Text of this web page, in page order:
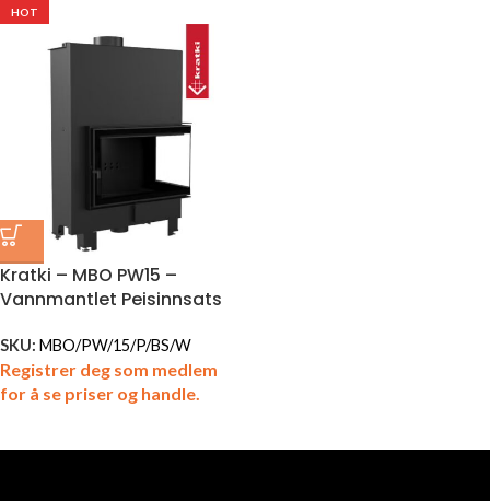
HOT
Kratki – MBO PW15 –
Vannmantlet Peisinnsats
SKU: MBO/PW/15/P/BS/W
Registrer deg som medlem
for å se priser og handle.